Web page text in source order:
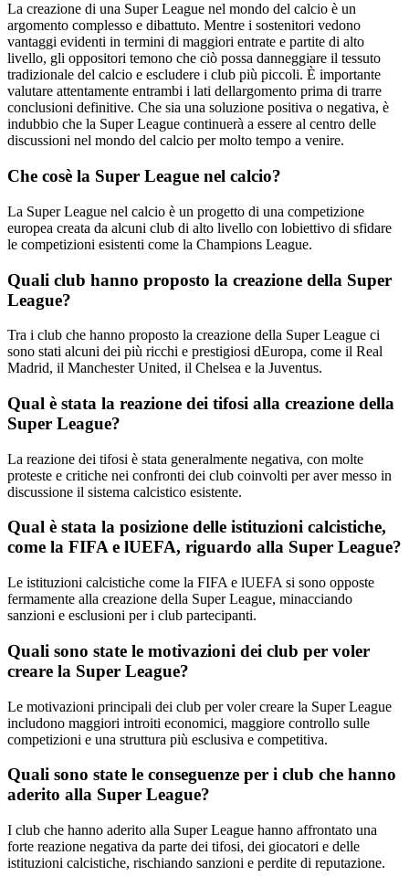
La creazione di una Super League nel mondo del calcio è un
argomento complesso e dibattuto. Mentre i sostenitori vedono
vantaggi evidenti in termini di maggiori entrate e partite di alto
livello, gli oppositori temono che ciò possa danneggiare il tessuto
tradizionale del calcio e escludere i club più piccoli. È importante
valutare attentamente entrambi i lati dellargomento prima di trarre
conclusioni definitive. Che sia una soluzione positiva o negativa, è
indubbio che la Super League continuerà a essere al centro delle
discussioni nel mondo del calcio per molto tempo a venire.
Che cosè la Super League nel calcio?
La Super League nel calcio è un progetto di una competizione
europea creata da alcuni club di alto livello con lobiettivo di sfidare
le competizioni esistenti come la Champions League.
Quali club hanno proposto la creazione della Super
League?
Tra i club che hanno proposto la creazione della Super League ci
sono stati alcuni dei più ricchi e prestigiosi dEuropa, come il Real
Madrid, il Manchester United, il Chelsea e la Juventus.
Qual è stata la reazione dei tifosi alla creazione della
Super League?
La reazione dei tifosi è stata generalmente negativa, con molte
proteste e critiche nei confronti dei club coinvolti per aver messo in
discussione il sistema calcistico esistente.
Qual è stata la posizione delle istituzioni calcistiche,
come la FIFA e lUEFA, riguardo alla Super League?
Le istituzioni calcistiche come la FIFA e lUEFA si sono opposte
fermamente alla creazione della Super League, minacciando
sanzioni e esclusioni per i club partecipanti.
Quali sono state le motivazioni dei club per voler
creare la Super League?
Le motivazioni principali dei club per voler creare la Super League
includono maggiori introiti economici, maggiore controllo sulle
competizioni e una struttura più esclusiva e competitiva.
Quali sono state le conseguenze per i club che hanno
aderito alla Super League?
I club che hanno aderito alla Super League hanno affrontato una
forte reazione negativa da parte dei tifosi, dei giocatori e delle
istituzioni calcistiche, rischiando sanzioni e perdite di reputazione.